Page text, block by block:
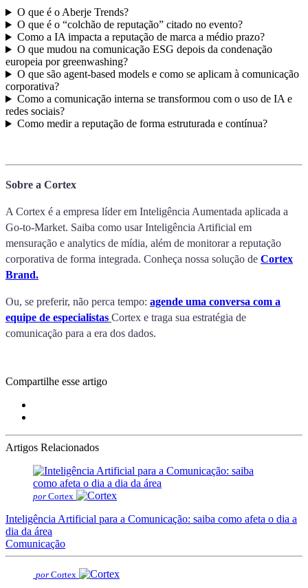
O que é o Aberje Trends?
O que é o “colchão de reputação” citado no evento?
Como a IA impacta a reputação de marca a médio prazo?
O que mudou na comunicação ESG depois da condenação
europeia por greenwashing?
O que são agent-based models e como se aplicam à comunicação
corporativa?
Como a comunicação interna se transformou com o uso de IA e
redes sociais?
Como medir a reputação de forma estruturada e contínua?
Sobre a Cortex
A Cortex é a empresa líder em Inteligência Aumentada aplicada a
Go-to-Market. Saiba como usar Inteligência Artificial em
mensuração e analytics de mídia, além de monitorar a reputação
corporativa de forma integrada. Conheça nossa solução de Cortex
Brand.
Ou, se preferir, não perca tempo: agende uma conversa com a
equipe de especialistas Cortex e traga sua estratégia de
comunicação para a era dos dados.
Compartilhe esse artigo
Artigos Relacionados
por Cortex
Inteligência Artificial para a Comunicação: saiba como afeta o dia a
dia da área
Comunicação
por Cortex